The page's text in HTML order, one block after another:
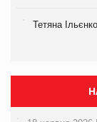
Тетяна Ільєнко